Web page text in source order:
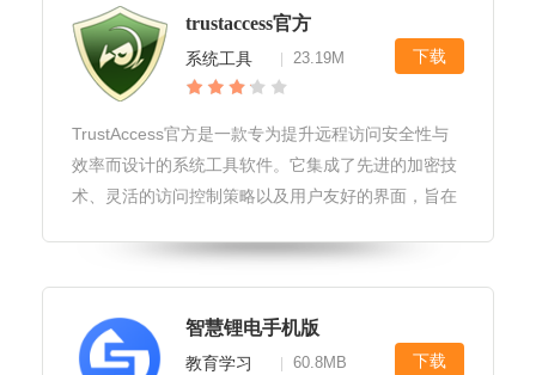
trustaccess官方
系统工具 23.19M 下载
TrustAccess官方是一款专为提升远程访问安全性与
效率而设计的系统工具软件。它集成了先进的加密技
术、灵活的访问控制策略以及用户友好的界面，旨在
决方案。trustaccess官方软件性能优化1.智能带宽管
理：T
智慧锂电手机版
教育学习 60.8MB 下载